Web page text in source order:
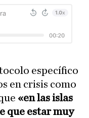
específico
en crisis como
«en las islas
que estar muy